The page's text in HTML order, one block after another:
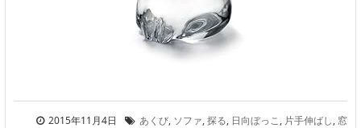
2015年11月4日 あくび, ソファ,探る, 日向ぼっこ , 片手伸ばし, 窓